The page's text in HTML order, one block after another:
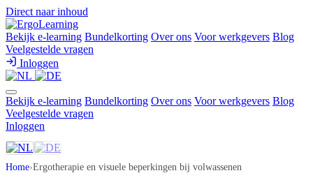
Direct naar inhoud
Bekijk e-learning Bundelkorting Over ons Voor werkgevers Blog
Veelgestelde vragen
Inloggen
Bekijk e-learning Bundelkorting Over ons Voor werkgevers Blog
Veelgestelde vragen
Inloggen
Home›Ergotherapie en visuele beperkingen bij volwassenen